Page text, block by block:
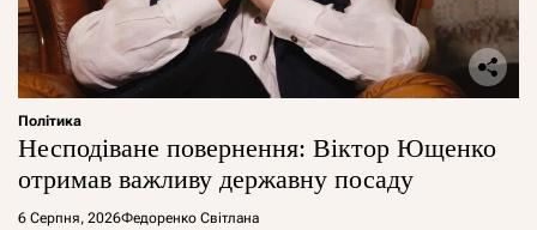
Політика
Несподіване повернення: Віктор Ющенко
отримав важливу державну посаду
6 Серпня, 2026Федоренко Світлана